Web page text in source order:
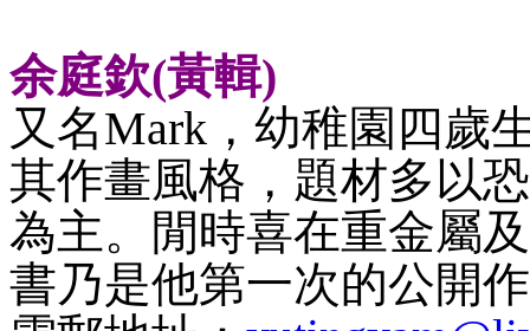
余庭欽(黃輯)
又名Mark，幼稚園四歲
其作畫風格，題材多以
為主。閒時喜在重金屬
書乃是他第一次的公開